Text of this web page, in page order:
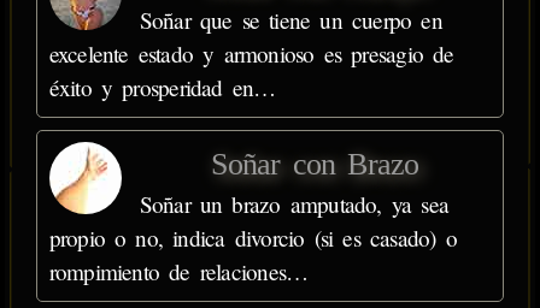
Soñar que se tiene un cuerpo en
excelente estado y armonioso es presagio de
éxito y prosperidad en…
Soñar con Brazo
Soñar un brazo amputado, ya sea
propio o no, indica divorcio (si es casado) o
rompimiento de relaciones…